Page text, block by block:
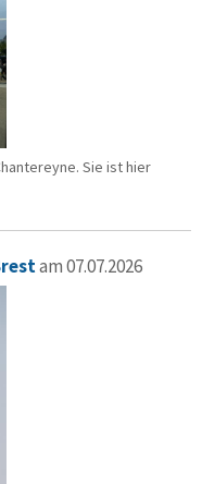
Sie ist hier
am 07.07.2026